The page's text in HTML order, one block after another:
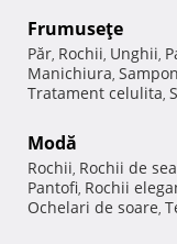
Frumuseţe
Păr, Rochii, Unghii,
Manichiura, Sampon
Tratament celulita,
Modă
Rochii, Rochii de
Pantofi, Rochii
Ochelari de soare,